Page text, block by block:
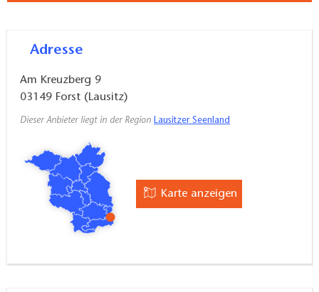
Adresse
Am Kreuzberg 9
03149 Forst (Lausitz)
Dieser Anbieter liegt in der Region Lausitzer Seenland
Karte anzeigen